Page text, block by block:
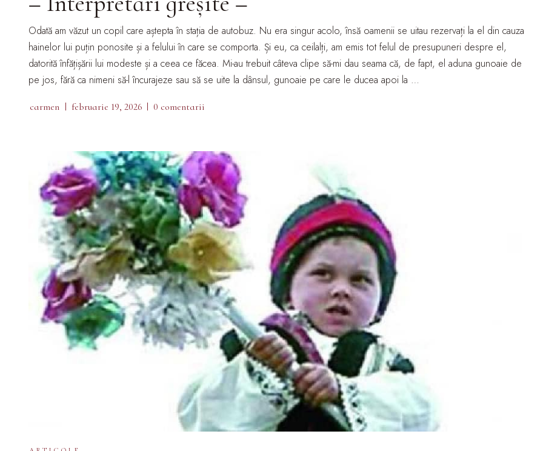
Odată am văzut un copil care aștepta în stația de autobuz. Nu era singur acolo, însă oamenii se uitau rezervați la el din cauza
hainelor lui puțin ponosite și a felului în care se comporta. Și eu, ca ceilalți, am emis tot felul de presupuneri despre el,
datorită înfățișării lui modeste și a ceea ce făcea. Mi-au trebuit câteva clipe să-mi dau seama că, de fapt, el aduna gunoaie de
pe jos, fără ca nimeni să-l încurajeze sau să se uite la dânsul, gunoaie pe care le ducea apoi la …
carmen februarie 19, 2026 0 comentarii